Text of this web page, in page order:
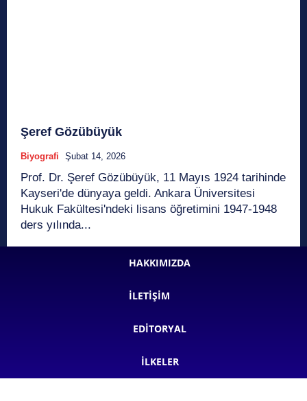
Şeref Gözübüyük
Biyografi Şubat 14, 2026
Prof. Dr. Şeref Gözübüyük, 11 Mayıs 1924 tarihinde
Kayseri'de dünyaya geldi. Ankara Üniversitesi
Hukuk Fakültesi'ndeki lisans öğretimini 1947-1948
ders yılında...
HAKKIMIZDA
İLETIŞIM
EDITORYAL
İLKELER